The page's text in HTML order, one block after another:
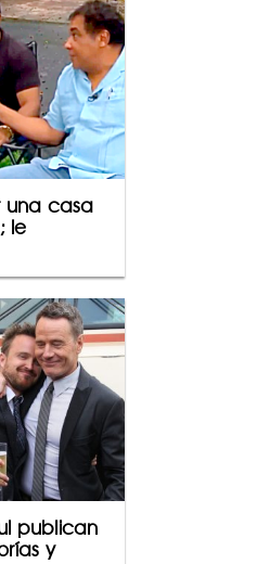
una casa
le
publican
y